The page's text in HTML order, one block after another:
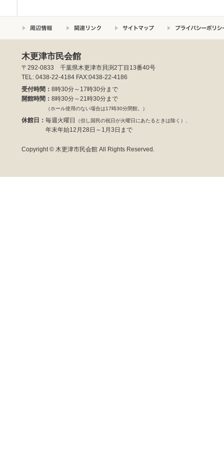
木更津市民会館
〒292-0833 千葉県木更津市貝渕2丁目13番40号
TEL: 0438-22-4184 FAX:0438-22-4186
受付時間： 8時30分～17時30分まで
開館時間： 8時30分～21時30分まで
（ホール使用のない場合は17時30分閉館。）
休館日： 毎週火曜日 （但し国民の祝日が火曜日にあたるときは除く）、
年末年始12月28日～1月3日まで
Copyright © 木更津市民会館 All Rights Reserved.